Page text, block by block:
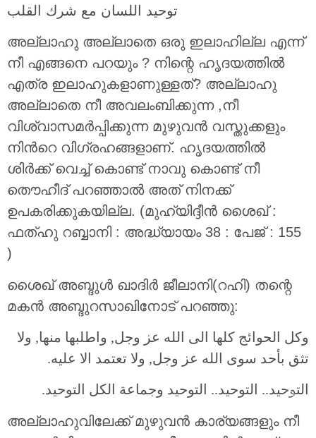
توحيد اللسان مع شرك القلب
അല്ലാഹു അല്ലാതെ ഒരു ഇലാഹില്ല എന്ന്
നീ എങ്ങനെ പറയും ? നിന്റെ ഹൃദയത്തില്‍
എത്ര ഇലാഹുകളാണുള്ളത്? അല്ലാഹു
അല്ലാതെ നീ അവലംബിക്കുന്ന ,നീ
വിശ്വാസമര്‍പ്പിക്കുന്ന മുഴുവന്‍ വസ്തുക്കളും
നിന്‍റെ വിഗ്രഹങ്ങളാണ്. ഹൃദയത്തില്‍
ശിര്‍ക്ക് വെച്ച് കൊണ്ട് നാവു കൊണ്ട് നീ
തൌഹീദ് പറഞ്ഞാല്‍ അത് നിനക്ക്
ഉപകരിക്കുകയില്ല. (മുഹ്‌യിദ്ദീന്‍ ശൈഖ് :
ഫത്ഹു റബ്ബാനി : അദ്ധ്യായം 38 : പേജ് : 155
)
ശൈഖ് അബ്ദുൾ ഖാദിർ ജീലാനി(റഹി) തന്റെ
മകൻ അബ്ദുറസാഖിനോട് പറഞ്ഞു:
وكل الحوائج كلها الى الله عز وجل, واطلبها منها, ولا
تثق بأحد سوى الله عز وجل, ولا تعتمد الا عليه.
التوحيد.. التوحيد.. التوحيد وجماعة الكل التوحيد.
അല്ലാഹുവിലേക്ക് മുഴുവൻ കാര്യങ്ങളും നീ